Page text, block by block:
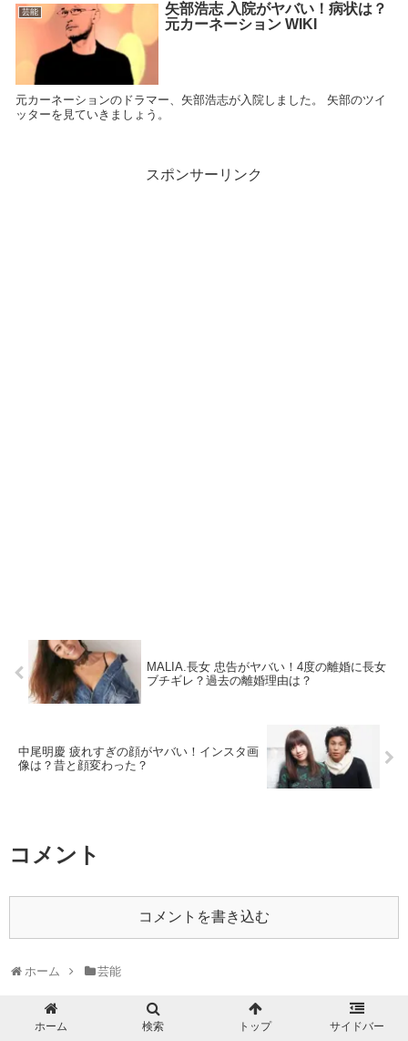
芸能
矢部浩志 入院がヤバい！病状は？
元カーネーション WIKI
元カーネーションのドラマー、矢部浩志が入院しました。 矢部のツイ
ッターを見ていきましょう。
スポンサーリンク
MALIA.長女 忠告がヤバい！4度の離婚に長女
ブチギレ？過去の離婚理由は？
中尾明慶 疲れすぎの顔がヤバい！インスタ画
像は？昔と顔変わった？
コメント
コメントを書き込む
ホーム 芸能
ホーム 検索 トップ サイドバー